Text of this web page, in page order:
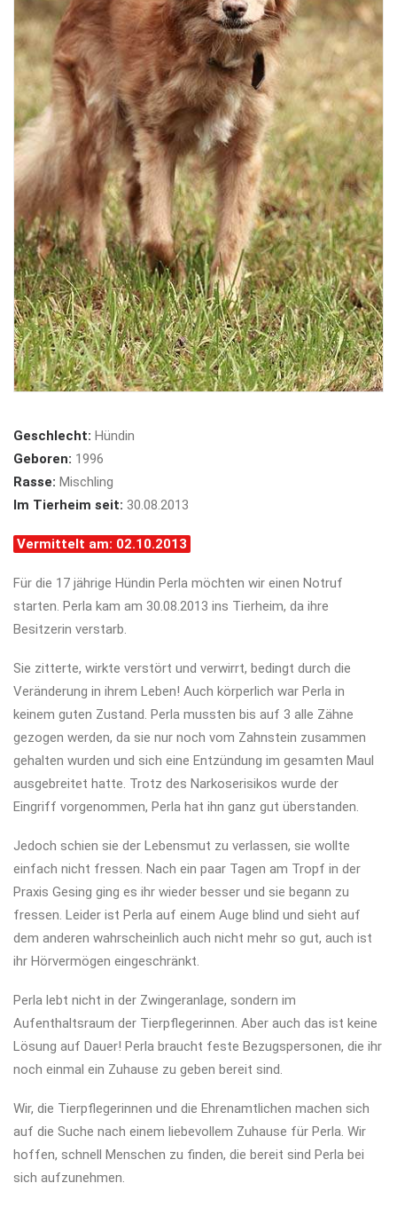
Geschlecht: Hündin
Geboren: 1996
Rasse: Mischling
Im Tierheim seit: 30.08.2013
Vermittelt am: 02.10.2013
Für die 17 jährige Hündin Perla möchten wir einen Notruf
starten. Perla kam am 30.08.2013 ins Tierheim, da ihre
Besitzerin verstarb.
Sie zitterte, wirkte verstört und verwirrt, bedingt durch die
Veränderung in ihrem Leben! Auch körperlich war Perla in
keinem guten Zustand. Perla mussten bis auf 3 alle Zähne
gezogen werden, da sie nur noch vom Zahnstein zusammen
gehalten wurden und sich eine Entzündung im gesamten Maul
ausgebreitet hatte. Trotz des Narkoserisikos wurde der
Eingriff vorgenommen, Perla hat ihn ganz gut überstanden.
Jedoch schien sie der Lebensmut zu verlassen, sie wollte
einfach nicht fressen. Nach ein paar Tagen am Tropf in der
Praxis Gesing ging es ihr wieder besser und sie begann zu
fressen. Leider ist Perla auf einem Auge blind und sieht auf
dem anderen wahrscheinlich auch nicht mehr so gut, auch ist
ihr Hörvermögen eingeschränkt.
Perla lebt nicht in der Zwingeranlage, sondern im
Aufenthaltsraum der Tierpflegerinnen. Aber auch das ist keine
Lösung auf Dauer! Perla braucht feste Bezugspersonen, die ihr
noch einmal ein Zuhause zu geben bereit sind.
Wir, die Tierpflegerinnen und die Ehrenamtlichen machen sich
auf die Suche nach einem liebevollem Zuhause für Perla. Wir
hoffen, schnell Menschen zu finden, die bereit sind Perla bei
sich aufzunehmen.